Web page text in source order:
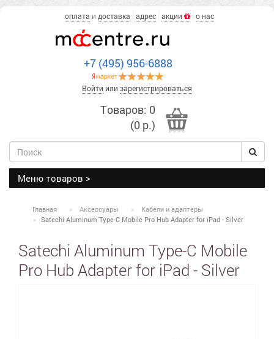
оплата и доставка адрес акции о нас
+7 (495) 956-6888
Войти или зарегистрироваться
Товаров: 0
(0 р.)
Меню товаров >
Главная Аксессуары
Кабели и адаптеры
Satechi Aluminum Type-C Mobile Pro Hub Adapter for iPad - Silver
Satechi Aluminum Type-C Mobile
Pro Hub Adapter for iPad - Silver